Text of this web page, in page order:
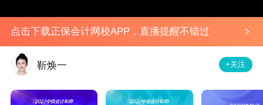
点击下载正保会计网校APP，直播提醒不错过
靳焕一 +关注